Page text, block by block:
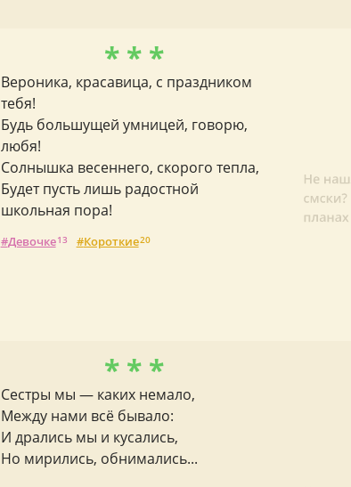
* * *
Вероника, красавица, с праздником
тебя!
Будь большущей умницей, говорю,
любя!
Солнышка весеннего, скорого тепла,
Будет пусть лишь радостной
школьная пора!
Девочке13 Короткие20
* * *
Сестры мы — каких немало,
Между нами всё бывало:
И дрались мы и кусались,
Но мирились, обнимались...